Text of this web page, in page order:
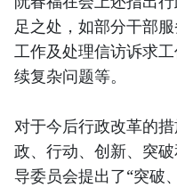
足之处，如部分干部
工作及处理信访诉求
续复杂问题等。
对于今后行政改革的
政、行动、创新、突
导委员会提出了“突破